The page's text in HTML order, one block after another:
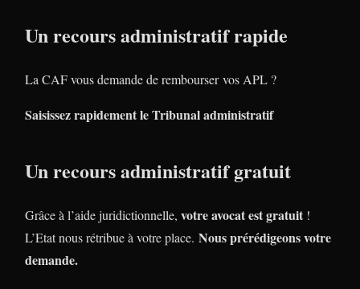
Un recours administratif rapide
La CAF vous demande de rembourser vos APL ?
Saisissez rapidement le Tribunal administratif
Un recours administratif gratuit
Grâce à l’aide juridictionnelle, votre avocat est gratuit !
L’Etat nous rétribue à votre place. Nous prérédigeons votre
demande.